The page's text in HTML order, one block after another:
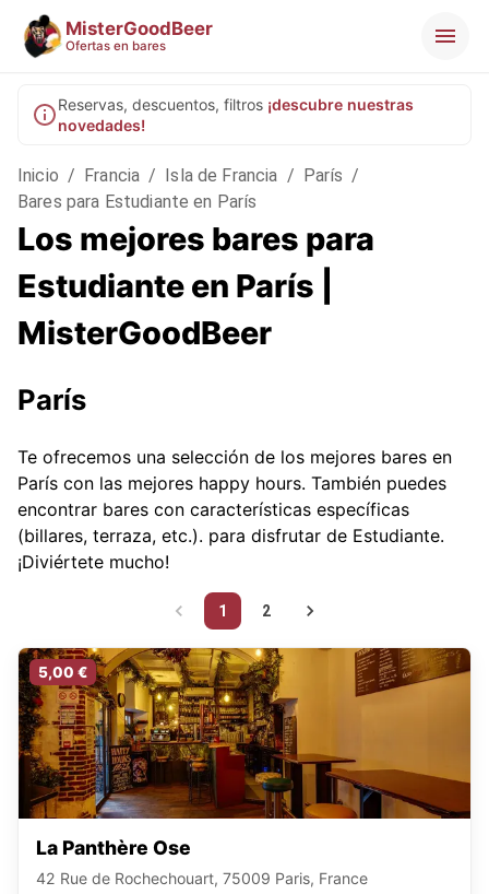
MisterGoodBeer
Ofertas en bares
Reservas, descuentos, filtros ¡descubre nuestras
novedades!
Inicio / Francia / Isla de Francia / París /
Bares para Estudiante en París
Los mejores bares para
Estudiante en París |
MisterGoodBeer
París
Te ofrecemos una selección de los mejores bares en
París con las mejores happy hours. También puedes
encontrar bares con características específicas
(billares, terraza, etc.). para disfrutar de Estudiante.
¡Diviértete mucho!
1 2
5,00 €
La Panthère Ose
42 Rue de Rochechouart, 75009 Paris, France